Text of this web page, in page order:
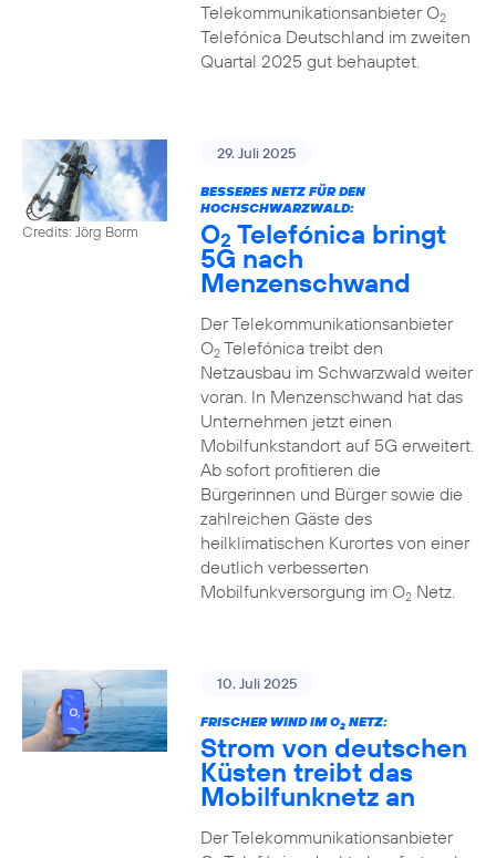
Telekommunikationsanbieter O2
Telefónica Deutschland im zweiten
Quartal 2025 gut behauptet.
Credits: Jörg Borm
29. Juli 2025
BESSERES NETZ FÜR DEN
HOCHSCHWARZWALD:
O2 Telefónica bringt
5G nach
Menzenschwand
Der Telekommunikationsanbieter
O2Telefónica treibt den
Netzausbau im Schwarzwald weiter
voran. In Menzenschwand hat das
Unternehmen jetzt einen
Mobilfunkstandort auf 5G erweitert.
Ab sofort profitieren die
Bürgerinnen und Bürger sowie die
zahlreichen Gäste des
heilklimatischen Kurortes von einer
deutlich verbesserten
Mobilfunkversorgung im O2Netz.
10. Juli 2025
FRISCHER WIND IM O2NETZ:
Strom von deutschen
Küsten treibt das
Mobilfunknetz an
Der Telekommunikationsanbieter